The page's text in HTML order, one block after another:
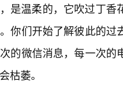
是温柔的，它吹过丁
你们开始了解彼此的
的微信消息，每一次
枯萎。